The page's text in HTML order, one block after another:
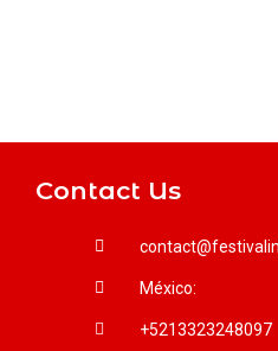
Contact Us
México:
+5213323248097